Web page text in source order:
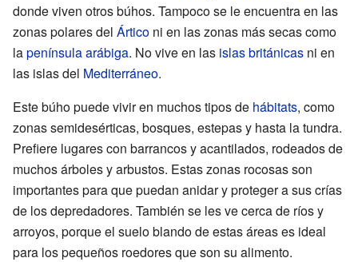
donde viven otros búhos. Tampoco se le encuentra en las
zonas polares del Ártico ni en las zonas más secas como
lapenínsula arábiga. No vive en las islas británicas ni en
las islas del Mediterráneo.
Este búho puede vivir en muchos tipos de hábitats, como
zonas semidesérticas, bosques, estepas y hasta la tundra.
Prefiere lugares con barrancos y acantilados, rodeados de
muchos árboles y arbustos. Estas zonas rocosas son
importantes para que puedan anidar y proteger a sus crías
de los depredadores. También se les ve cerca de ríos y
arroyos, porque el suelo blando de estas áreas es ideal
para los pequeños roedores que son su alimento.